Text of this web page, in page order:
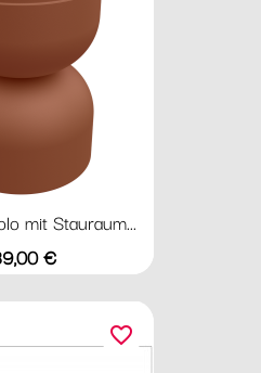
mit Stauraum...
€
favorite_border